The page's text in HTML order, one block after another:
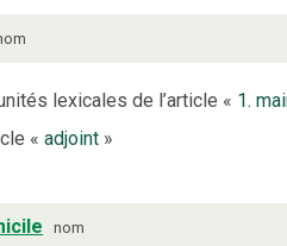
lexicales de l’article « 1.
«adjoint »
nom